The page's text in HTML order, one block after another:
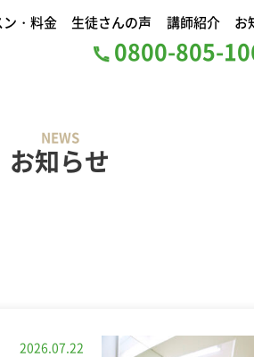
ン・料金 生徒さんの声 講師紹介 お
0800-805-
NEWS
お知らせ
2026.07.22